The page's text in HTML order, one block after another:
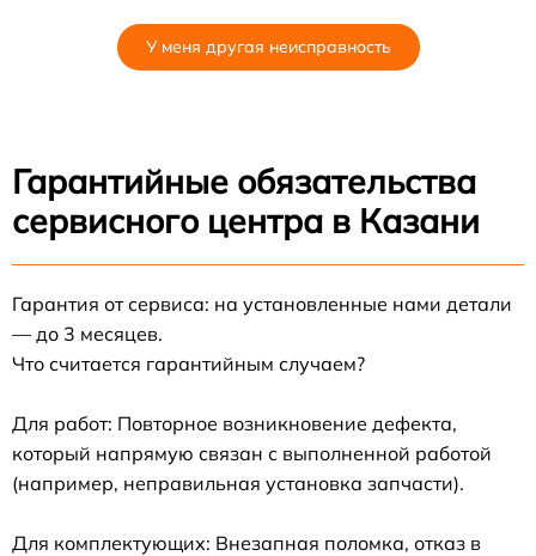
У меня другая неисправность
Гарантийные обязательства
сервисного центра в Казани
Гарантия от сервиса: на установленные нами детали
— до 3 месяцев.
Что считается гарантийным случаем?
Для работ: Повторное возникновение дефекта,
который напрямую связан с выполненной работой
(например, неправильная установка запчасти).
Для комплектующих: Внезапная поломка, отказ в